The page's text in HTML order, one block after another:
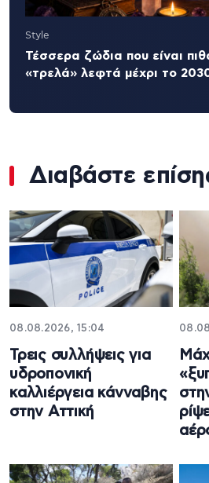
Style
Τέσσερα ζώδια που είναι
«τρελά» λεφτά μέχρι το
Διαβάστε
08.08.2026, 15:04
Τρεις συλλήψεις για
υδροπονική
καλλιέργεια κάνναβης
στην Αττική